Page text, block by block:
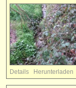
Details Herunterladen